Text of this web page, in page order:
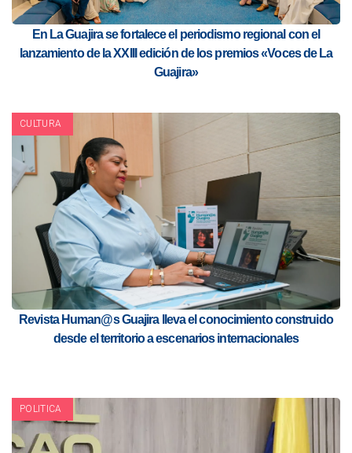
En La Guajira se fortalece el periodismo regional con el
lanzamiento de la XXIII edición de los premios «Voces de La
Guajira»
CULTURA
Revista Human@s Guajira lleva el conocimiento construido
desde el territorio a escenarios internacionales
POLITICA